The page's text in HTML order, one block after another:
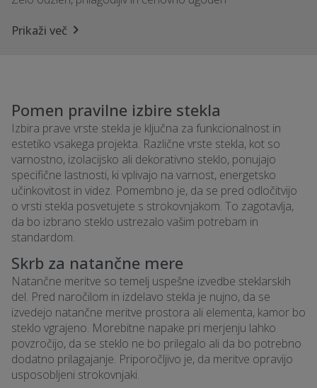
Prikaži več
Pomen pravilne izbire stekla
Izbira prave vrste stekla je ključna za funkcionalnost in
estetiko vsakega projekta. Različne vrste stekla, kot so
varnostno, izolacijsko ali dekorativno steklo, ponujajo
specifične lastnosti, ki vplivajo na varnost, energetsko
učinkovitost in videz. Pomembno je, da se pred odločitvijo
o vrsti stekla posvetujete s strokovnjakom. To zagotavlja,
da bo izbrano steklo ustrezalo vašim potrebam in
standardom.
Skrb za natančne mere
Natančne meritve so temelj uspešne izvedbe steklarskih
del. Pred naročilom in izdelavo stekla je nujno, da se
izvedejo natančne meritve prostora ali elementa, kamor bo
steklo vgrajeno. Morebitne napake pri merjenju lahko
povzročijo, da se steklo ne bo prilegalo ali da bo potrebno
dodatno prilagajanje. Priporočljivo je, da meritve opravijo
usposobljeni strokovnjaki.